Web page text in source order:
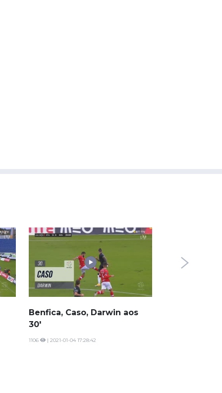
Benfica, Caso, Darwin aos
30'
1106 | 2021-01-04 17:28:42
Santa Clara